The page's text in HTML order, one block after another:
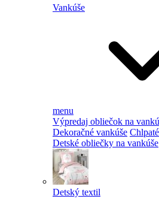
Vankúše
menu
Výpredaj obliečok na
Dekoračné vankúše
Detské obliečky na vankúše
Detský textil